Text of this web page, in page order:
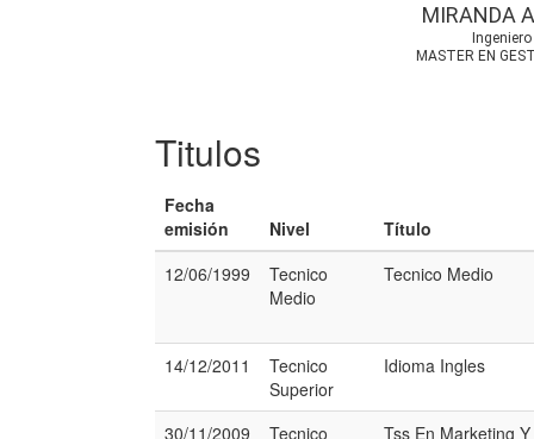
MIRANDA
MASTER EN
Titulos
Fecha
emisión
Nivel
Título
12/06/1999
Tecnico
Medio
Tecnico Medio
14/12/2011
Tecnico
Superior
Idioma Ingles
30/11/2009
Tecnico
Tss En Marketing